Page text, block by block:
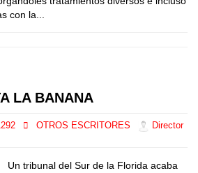
con la...
LA BANANA
OTROS ESCRITORES
Director
Un tribunal del Sur de la Florida acaba